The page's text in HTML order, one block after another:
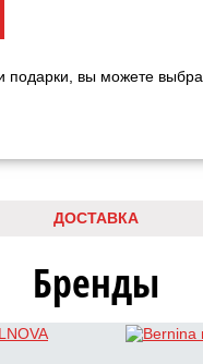
подарки, вы можете
ДОСТАВКА
Бренды